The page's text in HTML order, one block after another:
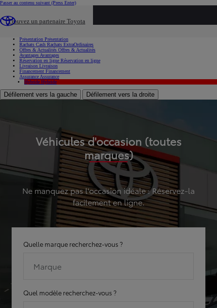
Passer au contenu suivant (Press Enter)
Trouvez un partenaire Toyota
Présentation Présentation
Rachats Cash Rachats ExtraOrdinaires
Offres & Actualités Offres & Actualités
Avantages Avantages
Réservation en ligne Réservation en ligne
Livraison Livraison
Financement Financement
Assurance Assurance
Hybride Hybride
Défilement vers la gauche Défilement vers la droite
Véhicules d'occasion (toutes
marques)
Ne manquez pas l'occasion idéale : Réservez-la
facilement en ligne.
Quelle marque recherchez-vous ?
Marque
Quel modèle recherchez-vous ?